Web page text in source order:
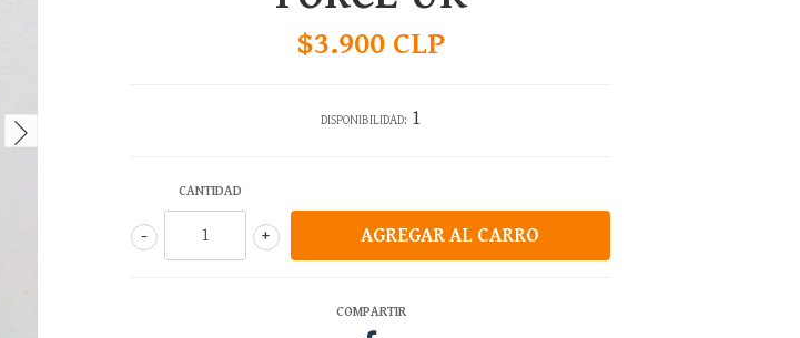
$3.900 CLP
DISPONIBILIDAD: 1
CANTIDAD
+
-
COMPARTIR